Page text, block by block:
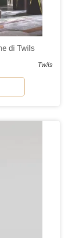
di Twils
Twils